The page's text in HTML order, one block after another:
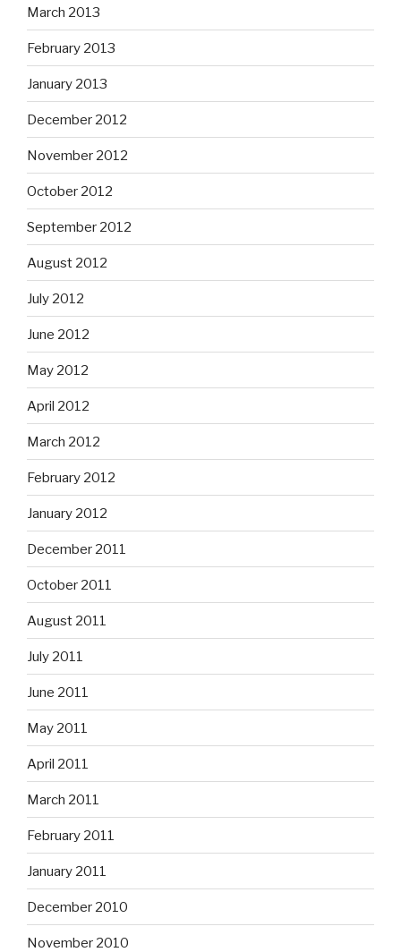
March 2013
February 2013
January 2013
December 2012
November 2012
October 2012
September 2012
August 2012
July 2012
June 2012
May 2012
April 2012
March 2012
February 2012
January 2012
December 2011
October 2011
August 2011
July 2011
June 2011
May 2011
April 2011
March 2011
February 2011
January 2011
December 2010
November 2010